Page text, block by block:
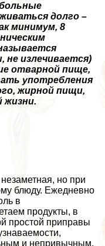
долго –
минимум, 8
не излечивается)
отварной пище,
употрeбления
жирной пищи,
жизни.
но при
блюду. Ежедневно
в
продукты, в
простой приправы
и непривычным.